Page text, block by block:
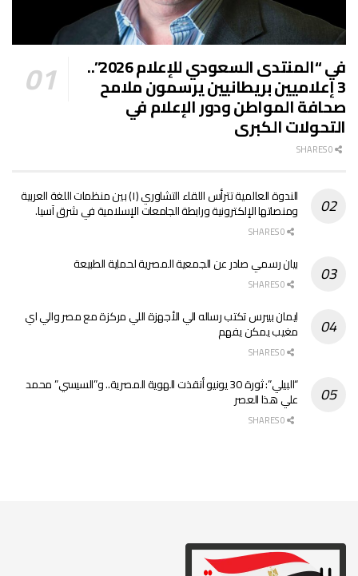
في “المنتدى السعودي للإعلام 2026”..
3 إعلاميين بريطانيين يرسمون ملامح
صحافة المواطن ودور الإعلام في
التحولات الكبرى
الندوة العالمية تترأس اللقاء التشاوري (١) بين منظمات اللغة العربية
ومنصاتها الإلكترونية ورابطة الجامعات الإسلامية في شرق آسيا.
بيان رسمي صادر عن الجمعية المصرية لحماية الطبيعة
ايمان بيبرس تكتب رساله الي الأجهزة اللي مركزة مع مصر والي اي
مغيب يمكن يفهم
“البيلي”: ثورة 30 يونيو أنقذت الهوية المصرية.. و”السيسي” محمد
علي هذا العصر